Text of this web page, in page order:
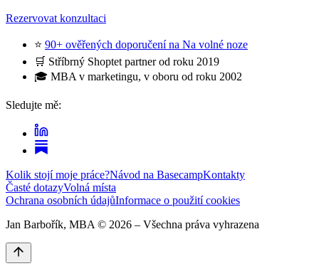
Rezervovat konzultaci
⭐ 90+ ověřených doporučení na Na volné noze
🛒 Stříbrný Shoptet partner od roku 2019
🎓 MBA v marketingu, v oboru od roku 2002
Sledujte mě:
Kolik stojí moje práce?Návod na BasecampKontakty
Časté dotazyVolná místa
Ochrana osobních údajůInformace o použití cookies
Jan Barbořík, MBA © 2026 – Všechna práva vyhrazena